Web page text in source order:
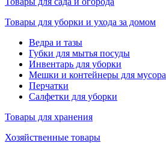
Товары для уборки и ухода за домом
Ведра и тазы
Губки для мытья посуды
Инвентарь для уборки
Мешки и контейнеры для мусора
Перчатки
Салфетки для уборки
Товары для хранения
Хозяйственные товары